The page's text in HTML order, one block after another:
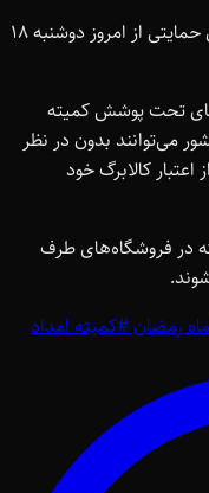
الکترونیکی خانوارهای تحت پوشش نهادهای حمایتی از امروز دوشنبه 18
تحت پوشش کمیته
می‌توانند بدون در نظر
کالابرگ خود
در فروشگاه‌های طرف
ماه رمضان#کمیته امداد